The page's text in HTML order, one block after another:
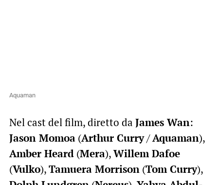
Aquaman
Nel cast del film, diretto da James Wan:
Jason Momoa(Arthur Curry/Aquaman),
Amber Heard(Mera),Willem Dafoe
(Vulko),Tamuera Morrison(Tom Curry),